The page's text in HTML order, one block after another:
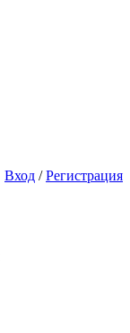
Вход /Регистрация